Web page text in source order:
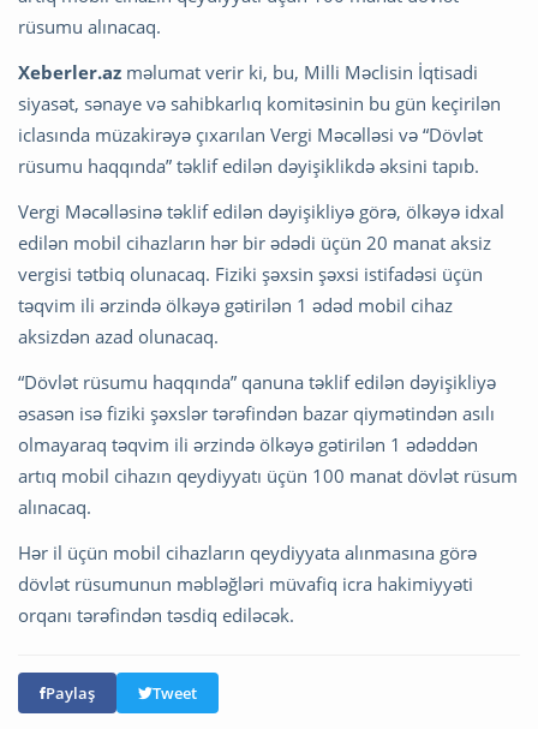
rüsumu alınacaq.
Xeberler.az məlumat verir ki, bu, Milli Məclisin İqtisadi
siyasət, sənaye və sahibkarlıq komitəsinin bu gün keçirilən
iclasında müzakirəyə çıxarılan Vergi Məcəlləsi və “Dövlət
rüsumu haqqında” təklif edilən dəyişiklikdə əksini tapıb.
Vergi Məcəlləsinə təklif edilən dəyişikliyə görə, ölkəyə idxal
edilən mobil cihazların hər bir ədədi üçün 20 manat aksiz
vergisi tətbiq olunacaq. Fiziki şəxsin şəxsi istifadəsi üçün
təqvim ili ərzində ölkəyə gətirilən 1 ədəd mobil cihaz
aksizdən azad olunacaq.
“Dövlət rüsumu haqqında” qanuna təklif edilən dəyişikliyə
əsasən isə fiziki şəxslər tərəfindən bazar qiymətindən asılı
olmayaraq təqvim ili ərzində ölkəyə gətirilən 1 ədəddən
artıq mobil cihazın qeydiyyatı üçün 100 manat dövlət rüsum
alınacaq.
Hər il üçün mobil cihazların qeydiyyata alınmasına görə
dövlət rüsumunun məbləğləri müvafiq icra hakimiyyəti
orqanı tərəfindən təsdiq ediləcək.
Paylaş Tweet